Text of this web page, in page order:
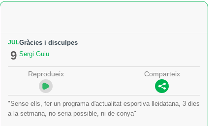
JUL
9
Gràcies i disculpes
Sergi Guiu
Reprodueix Comparteix
"Sense ells, fer un programa d'actualitat esportiva lleidatana, 3 dies
a la setmana, no seria possible, ni de conya"